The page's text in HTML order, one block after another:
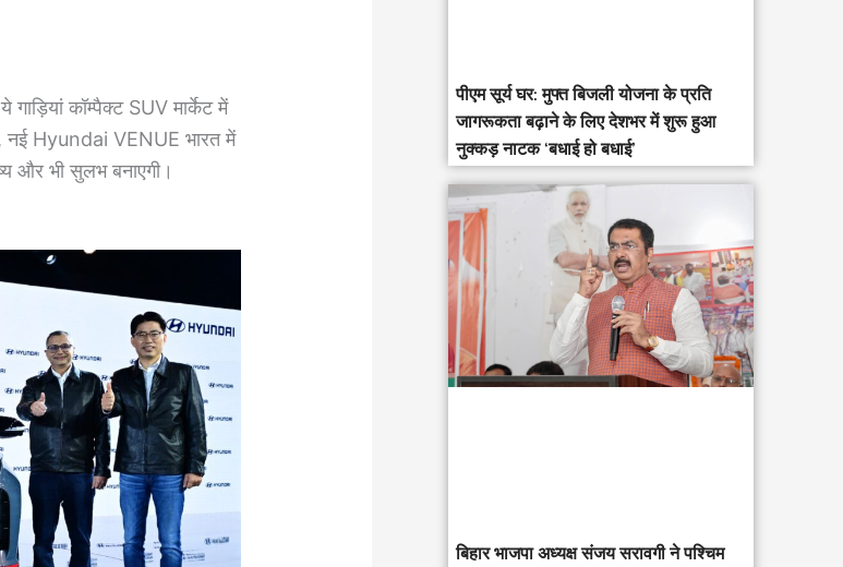
कॉम्पैक्ट SUV मार्केट में
नई Hyundai VENUE भारत में
और भी सुलभ बनाएगी।
पीएम सूर्य घर: मुफ्त बिजली योजना के प्रति
जागरूकता बढ़ाने के लिए देशभर में शुरू हुआ
नुक्कड़ नाटक ‘बधाई हो बधाई’
‎बिहार भाजपा अध्यक्ष संजय सरावगी ने पश्चिम